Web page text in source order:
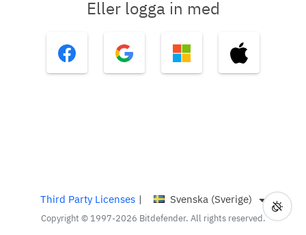
Eller logga in med
Third Party Licenses | Svenska (Sverige)
Copyright © 1997-2026 Bitdefender. All rights reserved. För